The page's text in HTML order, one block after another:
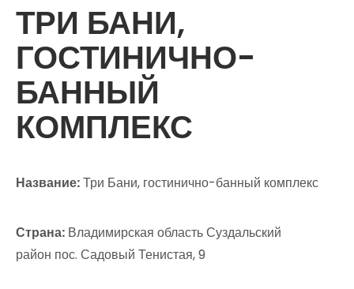
ТРИ БАНИ,
ГОСТИНИЧНО-
БАННЫЙ
КОМПЛЕКС
Название:Три Бани, гостинично-банный комплекс
Страна: Владимирская область Суздальский
район пос. Садовый Тенистая, 9